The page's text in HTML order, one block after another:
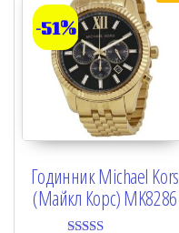
-51%
Годинник Michael Kors
(Майкл Корс) MK8286